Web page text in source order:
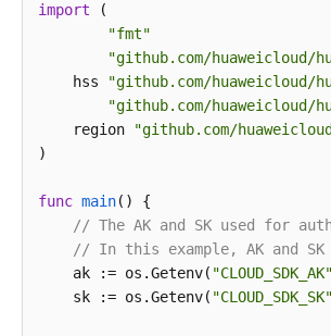
import (
"fmt"
"github.com/huaweicloud/
    hss
"github.com/huaweicloud/
"github.com/huaweicloud/
    region
"github.com/
)
func main()
{
// The AK and SK used for
// In this example, AK and SK
    ak := os.Getenv(
"CLOUD_SDK_AK"
    sk := os.Getenv(
"CLOUD_SDK_SK"